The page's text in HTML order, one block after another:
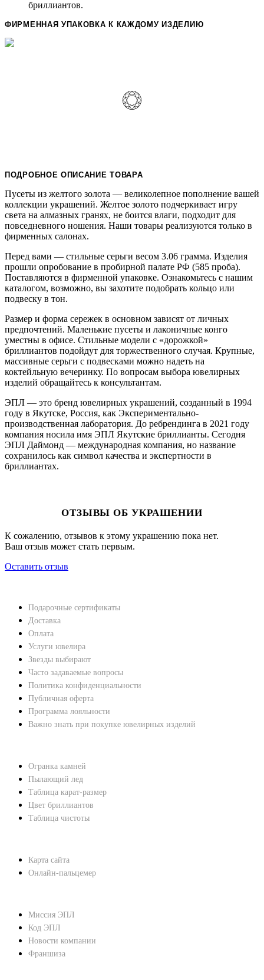
бриллиантов.
ФИРМЕННАЯ УПАКОВКА К КАЖДОМУ ИЗДЕЛИЮ
ПОДРОБНОЕ ОПИСАНИЕ ТОВАРА
Пусеты из желтого золота — великолепное пополнение вашей
коллекции украшений. Желтое золото подчеркивает игру
света на алмазных гранях, не боится влаги, подходит для
повседневного ношения. Наши товары реализуются только в
фирменных салонах.
Перед вами — стильные серьги весом 3.06 грамма. Изделия
прошли опробование в пробирной палате РФ (585 проба).
Поставляются в фирменной упаковке. Ознакомьтесь с нашим
каталогом, возможно, вы захотите подобрать кольцо или
подвеску в тон.
Размер и форма сережек в основном зависят от личных
предпочтений. Маленькие пусеты и лаконичные конго
уместны в офисе. Стильные модели с «дорожкой»
бриллиантов подойдут для торжественного случая. Крупные,
массивные серьги с подвесками можно надеть на
коктейльную вечеринку. По вопросам выбора ювелирных
изделий обращайтесь к консультантам.
ЭПЛ — это бренд ювелирных украшений, созданный в 1994
году в Якутске, Россия, как Экспериментально-
производственная лаборатория. До ребрендинга в 2021 году
компания носила имя ЭПЛ Якутские бриллианты. Сегодня
ЭПЛ Даймонд — международная компания, но название
сохранилось как символ качества и экспертности в
бриллиантах.
ОТЗЫВЫ ОБ УКРАШЕНИИ
К сожалению, отзывов к этому украшению пока нет.
Ваш отзыв может стать первым.
Оставить отзыв
Подарочные сертификаты
Доставка
Оплата
Услуги ювелира
Звезды выбирают
Часто задаваемые вопросы
Политика конфиденциальности
Публичная оферта
Программа лояльности
Важно знать при покупке ювелирных изделий
Огранка камней
Пылающий лед
Таблица карат-размер
Цвет бриллиантов
Таблица чистоты
Карта сайта
Онлайн-пальцемер
Миссия ЭПЛ
Код ЭПЛ
Новости компании
Франшиза